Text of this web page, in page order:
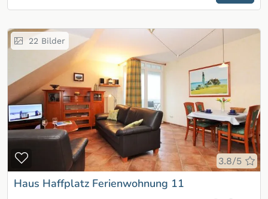
3.8/5
22 Bilder
Zur Merkliste hinzufügen
Haus Haffplatz Ferienwohnung 11